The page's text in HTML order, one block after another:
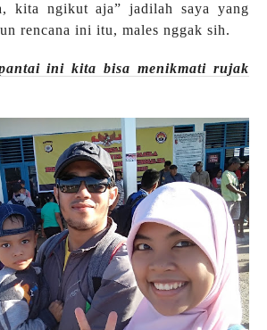
kita ngikut aja” jadilah saya yang
rencana ini itu, males nggak sih.
ini kita bisa menikmati rujak